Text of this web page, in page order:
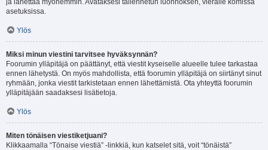
ja lähettää myöhemmin. Avataksesi tallennetun luonnoksen, vieraile komissa
asetuksissa.
Ylös
Miksi minun viestini tarvitsee hyväksynnän?
Foorumin ylläpitäjä on päättänyt, että viestit kyseiselle alueelle tulee tarkastaa
ennen lähetystä. On myös mahdollista, että foorumin ylläpitäjä on siirtänyt sinut
ryhmään, jonka viestit tarkistetaan ennen lähettämistä. Ota yhteyttä foorumin
ylläpitäjään saadaksesi lisätietoja.
Ylös
Miten tönäisen viestiketjuani?
Klikkaamalla “Tönaise viestiä” -linkkiä, kun katselet sitä, voit “tönäistä”